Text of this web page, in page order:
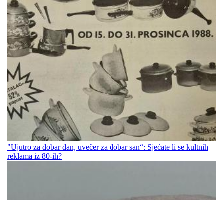
"Ujutro za dobar dan, uvečer za dobar san“: Sjećate li se kultnih
reklama iz 80-ih?